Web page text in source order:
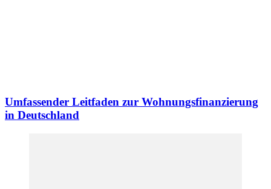
Umfassender Leitfaden zur Wohnungsfinanzierung
in Deutschland